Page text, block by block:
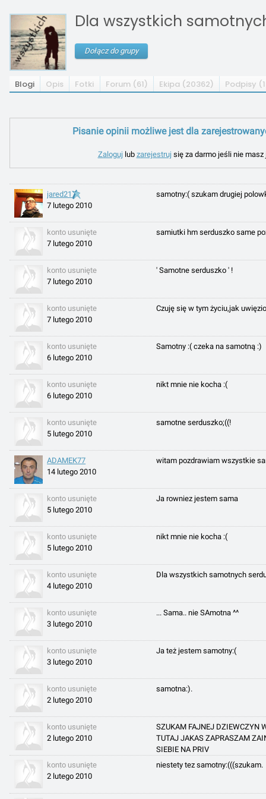
Dla wszystkich
Dołącz do grupy
Blogi Opis Fotki Forum (61) Ekipa (20362) Podpisy
Pisanie opinii możliwe jest dla
Zaloguj lub zarejestruj się za darmo jeśli nie masz
jared21
7 lutego 2010
samotny:( szukam drugiej
konto usunięte
7 lutego 2010
samiutki hm serduszko same
konto usunięte
7 lutego 2010
' Samotne serduszko ' !
konto usunięte
7 lutego 2010
Czuję się w tym życiu,jak
konto usunięte
6 lutego 2010
Samotny :( czeka na samotną :)
konto usunięte
6 lutego 2010
nikt mnie nie kocha :(
konto usunięte
5 lutego 2010
samotne serduszko;((!
ADAMEK77
14 lutego 2010
witam pozdrawiam wszystkie
konto usunięte
5 lutego 2010
Ja rowniez jestem sama
konto usunięte
5 lutego 2010
nikt mnie nie kocha :(
konto usunięte
4 lutego 2010
Dla wszystkich samotnych
konto usunięte
3 lutego 2010
... Sama.. nie SAmotna ^^
konto usunięte
3 lutego 2010
Ja też jestem samotny:(
konto usunięte
2 lutego 2010
samotna:).
konto usunięte
2 lutego 2010
SZUKAM FAJNEJ DZIEWCZYN
TUTAJ JAKAS ZAPRASZAM
SIEBIE NA PRIV
konto usunięte
2 lutego 2010
niestety tez samotny:(((szukam.